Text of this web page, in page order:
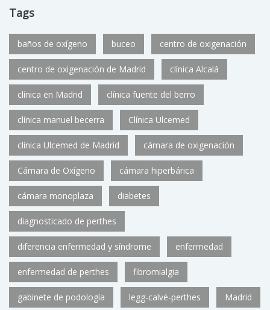
Tags
baños de oxígeno buceo centro de oxigenación
centro de oxigenación de Madrid clínica Alcalá
clínica en Madrid clínica fuente del berro
clínica manuel becerra Clínica Ulcemed
clínica Ulcemed de Madrid cámara de oxigenación
Cámara de Oxígeno cámara hiperbárica
cámara monoplaza diabetes
diagnosticado de perthes
diferencia enfermedad y síndrome enfermedad
enfermedad de perthes fibromialgia
gabinete de podología legg-calvé-perthes Madrid